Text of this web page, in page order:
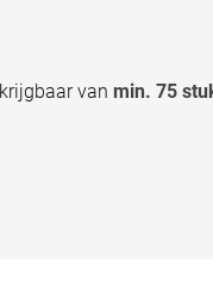
van min. 75